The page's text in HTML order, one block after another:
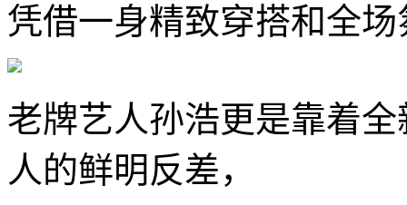
凭借一身精致穿搭和全
老牌艺人孙浩更是靠着
人的鲜明反差，